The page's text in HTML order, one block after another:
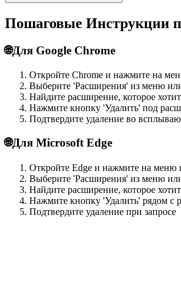
Пошаговые Инструкции
🌐Для Google Chrome
Откройте Chrome и нажмите на
Выберите 'Расширения' из меню или
Найдите расширение, которое
Нажмите кнопку 'Удалить' под
Подтвердите удаление во
🌐Для Microsoft Edge
Откройте Edge и нажмите на меню
Выберите 'Расширения' из меню или
Найдите расширение, которое
Нажмите кнопку 'Удалить' рядом с
Подтвердите удаление при запросе